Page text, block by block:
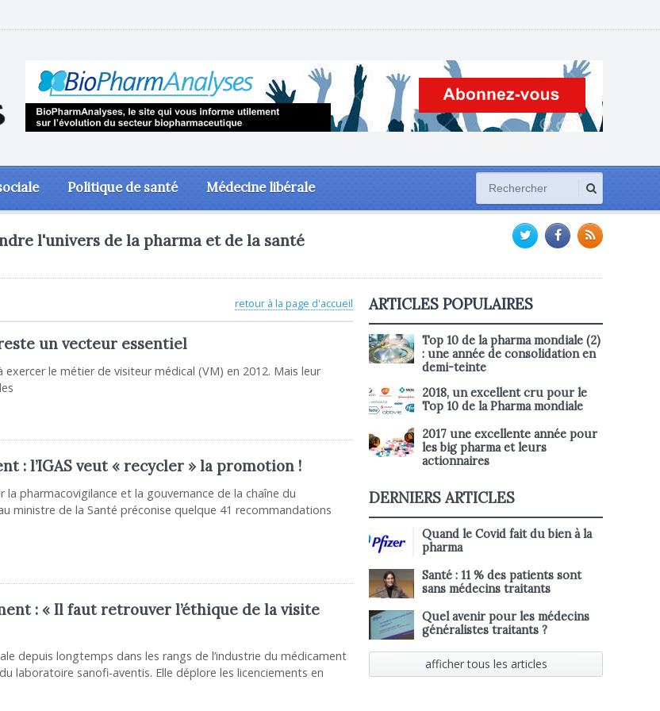
Politique de santé Médecine libérale
l'univers de la pharma et de la santé
retour à la page d'accueil
un vecteur essentiel
le métier de visiteur médical (VM) en 2012. Mais leur
: l’IGAS veut « recycler » la promotion !
la pharmacovigilance et la gouvernance de la chaîne du
ministre de la Santé préconise quelque 41 recommandations
: « Il faut retrouver l’éthique de la visite
depuis longtemps dans les rangs de l’industrie du médicament
laboratoire sanofi-aventis. Elle déplore les licenciements en
ARTICLES POPULAIRES
Top 10 de la pharma mondiale (2)
: une année de consolidation en
demi-teinte
2018, un excellent cru pour le
Top 10 de la Pharma mondiale
2017 une excellente année pour
les big pharma et leurs
actionnaires
DERNIERS ARTICLES
Quand le Covid fait du bien à la
pharma
Santé : 11 % des patients sont
sans médecins traitants
Quel avenir pour les médecins
généralistes traitants ?
afficher tous les articles